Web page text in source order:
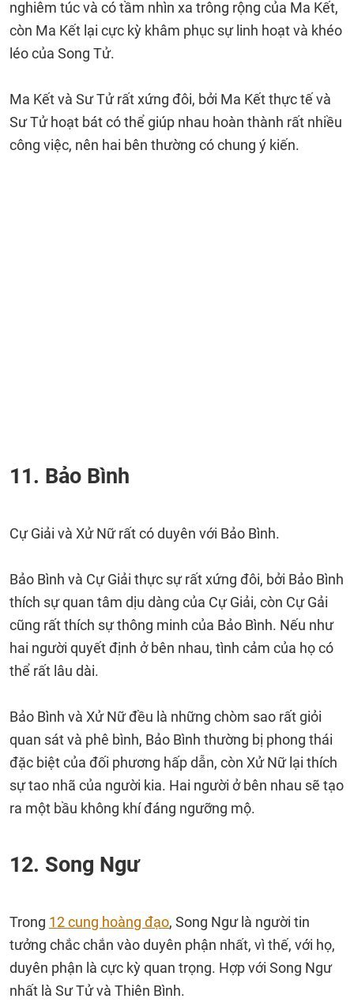
nghiêm túc và có tầm nhìn xa trông rộng của Ma Kết,
còn Ma Kết lại cực kỳ khâm phục sự linh hoạt và khéo
léo của Song Tử.
Ma Kết và Sư Tử rất xứng đôi, bởi Ma Kết thực tế và
Sư Tử hoạt bát có thể giúp nhau hoàn thành rất nhiều
công việc, nên hai bên thường có chung ý kiến.
11. Bảo Bình
Cự Giải và Xử Nữ rất có duyên với Bảo Bình.
Bảo Bình và Cự Giải thực sự rất xứng đôi, bởi Bảo Bình
thích sự quan tâm dịu dàng của Cự Giải, còn Cự Gải
cũng rất thích sự thông minh của Bảo Bình. Nếu như
hai người quyết định ở bên nhau, tình cảm của họ có
thể rất lâu dài.
Bảo Bình và Xử Nữ đều là những chòm sao rất giỏi
quan sát và phê bình, Bảo Bình thường bị phong thái
đặc biệt của đối phương hấp dẫn, còn Xử Nữ lại thích
sự tao nhã của người kia. Hai người ở bên nhau sẽ tạo
ra một bầu không khí đáng ngưỡng mộ.
12. Song Ngư
Trong 12 cung hoàng đạo, Song Ngư là người tin
tưởng chắc chắn vào duyên phận nhất, vì thế, với họ,
duyên phận là cực kỳ quan trọng. Hợp với Song Ngư
nhất là Sư Tử và Thiên Bình.